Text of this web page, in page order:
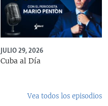
JULIO 29, 2026
Cuba al Día
Vea todos los episodios